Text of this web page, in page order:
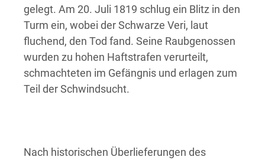
gelegt. Am 20. Juli 1819 schlug ein Blitz in den
Turm ein, wobei der Schwarze Veri, laut
fluchend, den Tod fand. Seine Raubgenossen
wurden zu hohen Haftstrafen verurteilt,
schmachteten im Gefängnis und erlagen zum
Teil der Schwindsucht.
Nach historischen Überlieferungen des